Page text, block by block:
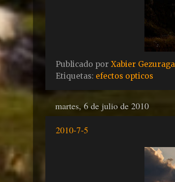
Publicado por Xabier Gezuraga
Etiquetas: efectos opticos
martes, 6 de julio de 2010
2010-7-5